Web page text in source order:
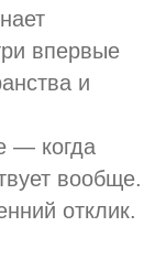
впервые
и
— когда
вообще.
отклик.